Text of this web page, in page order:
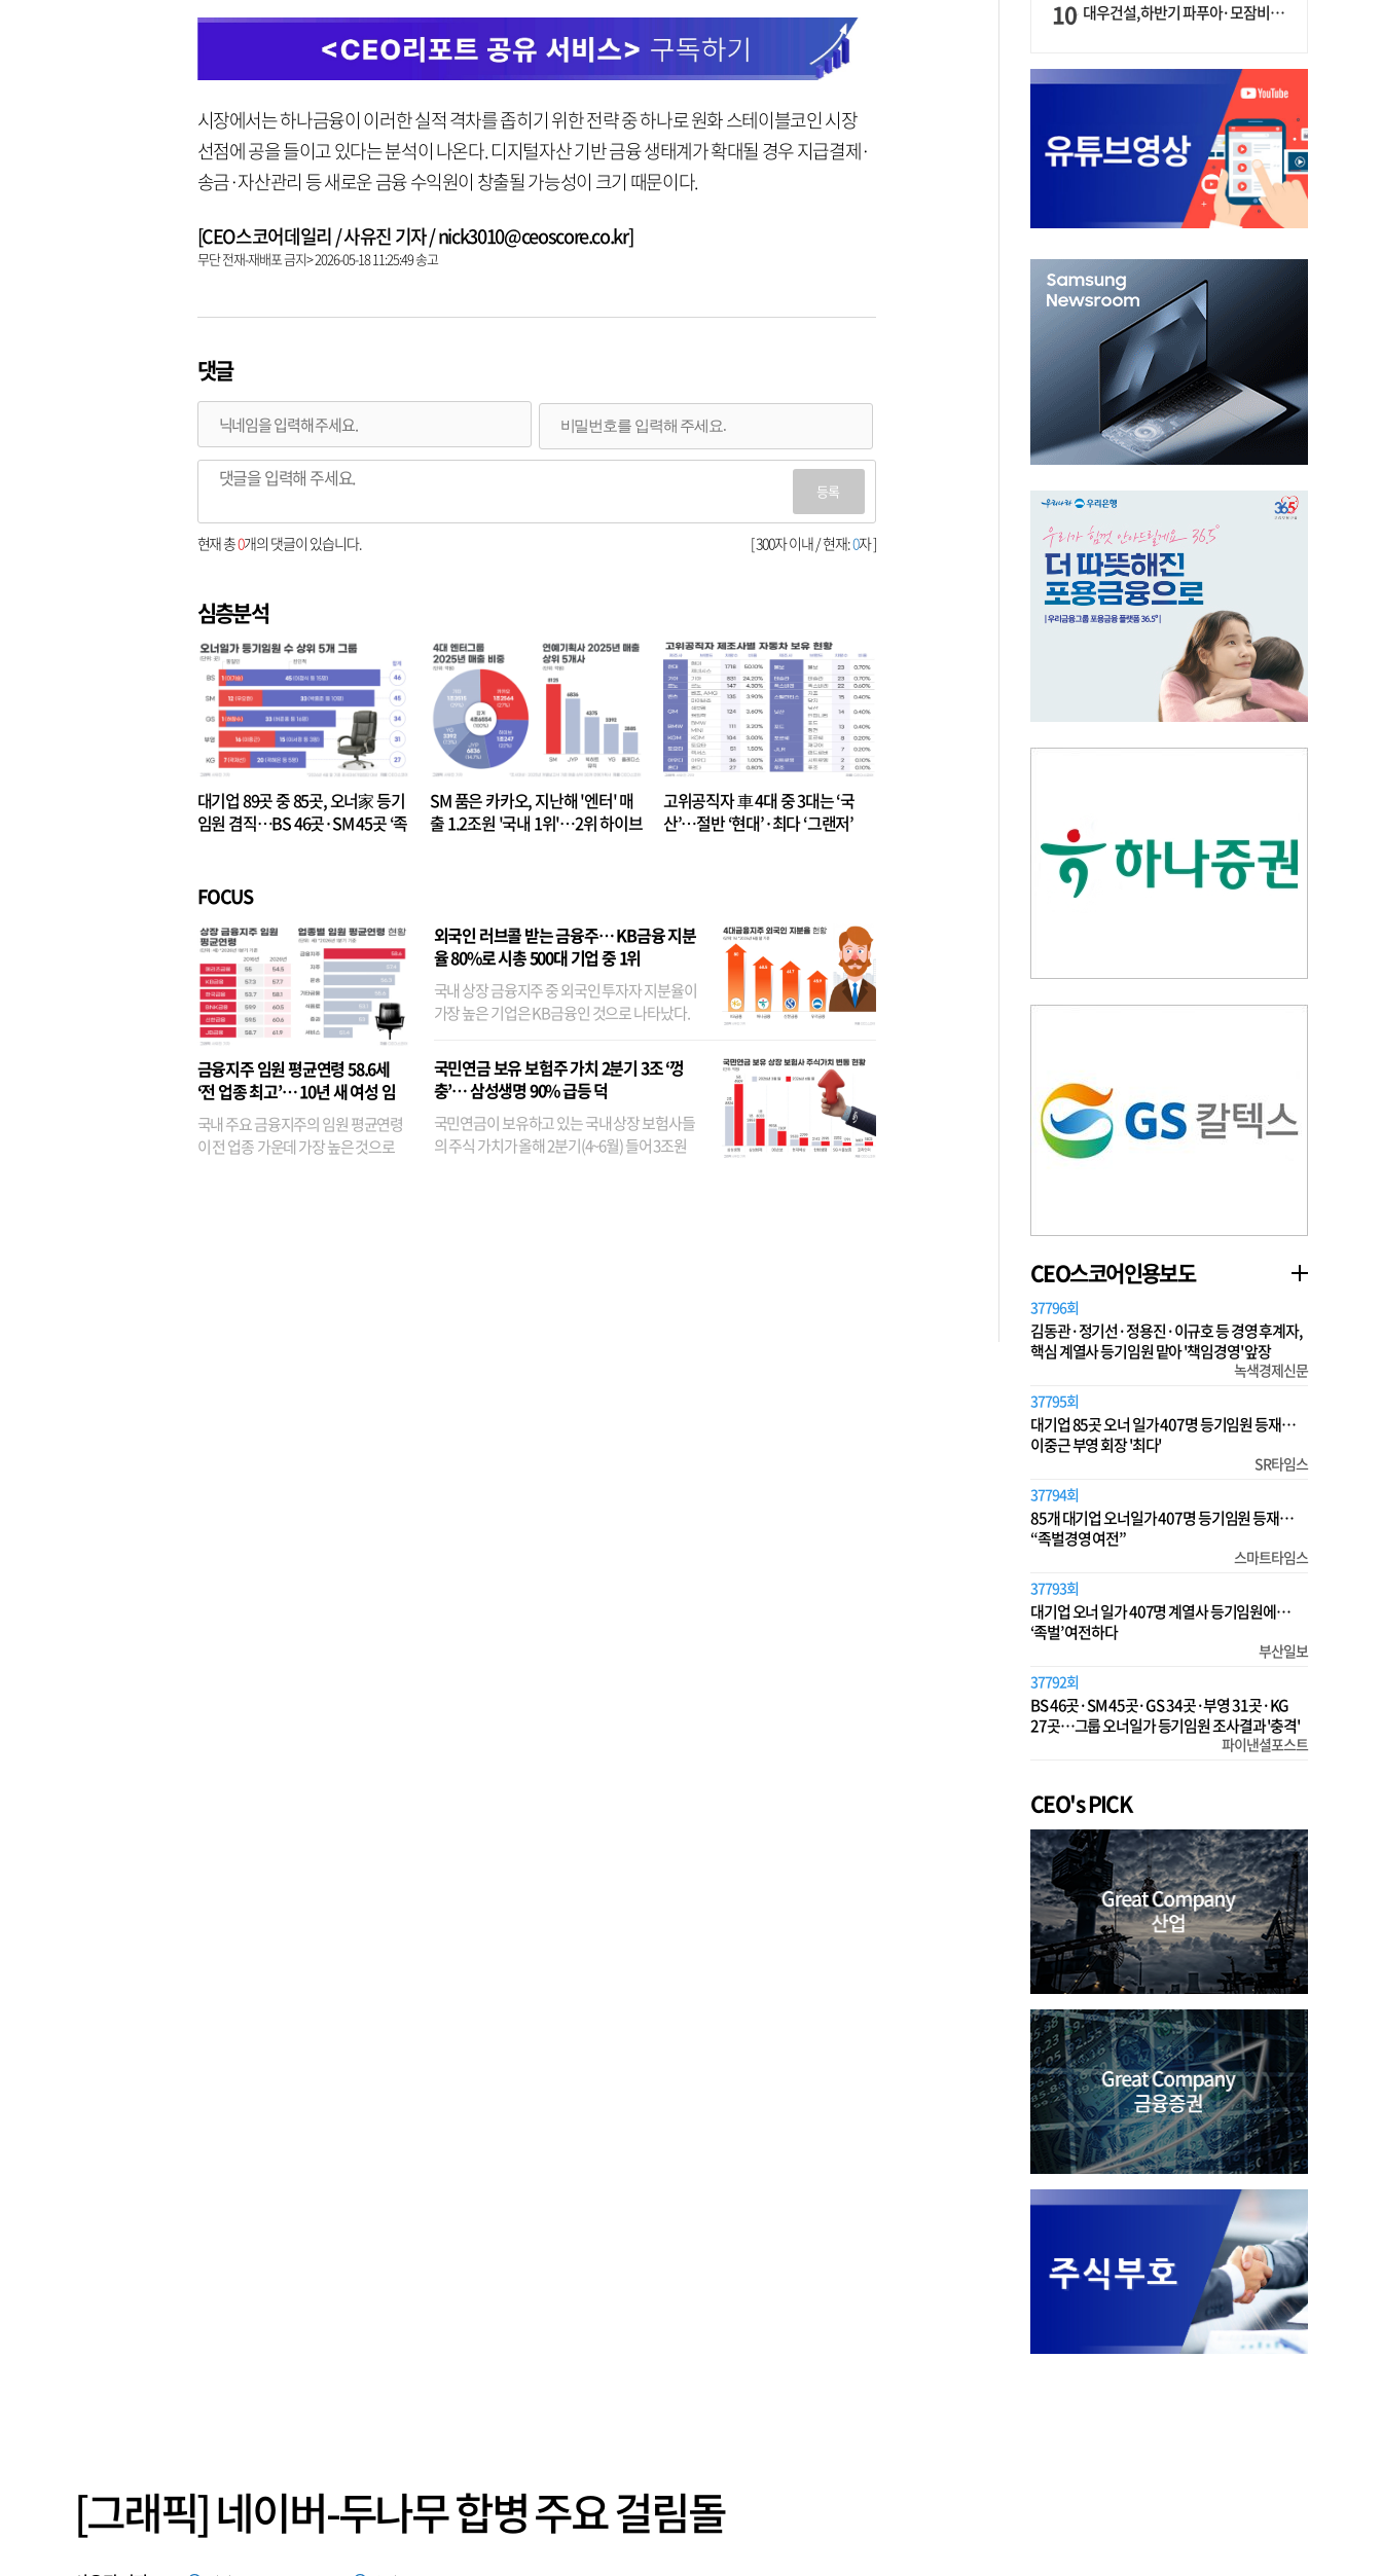
시장에서는 하나금융이 이러한 실적 격차를 좁히기 위한 전략 중 하나로 원화 스테이블코인 시장
선점에 공을 들이고 있다는 분석이 나온다. 디지털자산 기반 금융 생태계가 확대될 경우 지급결제·
송금·자산관리 등 새로운 금융 수익원이 창출될 가능성이 크기 때문이다.
[CEO스코어데일리 / 사유진 기자 / nick3010@ceoscore.co.kr]
무단 전재-재배포 금지> 2026-05-18 11:25:49 송고
댓글
등록
[ 300자 이내 / 현재:0자 ]
현재 총0개의 댓글이 있습니다.
심층분석
대기업 89곳 중 85곳, 오너家 등기
임원 겸직…BS 46곳·SM 45곳 ‘족
SM 품은 카카오, 지난해 '엔터' 매
출 1.2조원 '국내 1위'…2위 하이브
고위공직자 車 4대 중 3대는 ‘국
산’…절반 ‘현대’·최다 ‘그랜저’
FOCUS
금융지주 임원 평균연령 58.6세
‘전 업종 최고’… 10년 새 여성 임
원은 14배 껑충
국내 주요 금융지주의 임원 평균연령
이 전 업종 가운데 가장 높은 것으로
외국인 러브콜 받는 금융주… KB금융 지분
율 80%로 시총 500대 기업 중 1위
국내 상장 금융지주 중 외국인 투자자 지분율이
가장 높은 기업은 KB금융인 것으로 나타났다.
융이었다. 특히 KB금융은 지난달 말 기준 해외
기관투자자 지분율이...
국민연금 보유 보험주 가치 2분기 3조 ‘껑
충’… 삼성생명 90% 급등 덕
국민연금이 보유하고 있는 국내 상장 보험사들
의 주식 가치가 올해 2분기(4~6월) 들어 3조원
대우건설, 하반기 파푸아·모잠비크 LNG 플랜트 수주 가시권…수주목표 27조로 샹향
CEO스코어인용보도
37796회
김동관·정기선·정용진·이규호 등 경영 후계자,
핵심 계열사 등기임원 맡아 '책임경영' 앞장
녹색경제신문
37795회
대기업 85곳 오너 일가 407명 등기임원 등재…
이중근 부영 회장 '최다'
SR타임스
37794회
85개 대기업 오너일가 407명 등기임원 등재…
“족벌경영 여전”
스마트타임스
37793회
대기업 오너 일가 407명 계열사 등기임원에…
‘족벌’ 여전하다
부산일보
37792회
BS 46곳·SM 45곳·GS 34곳·부영 31곳·KG
27곳…그룹 오너일가 등기임원 조사결과 '충격'
파이낸셜포스트
CEO's PICK
[그래픽] 네이버-두나무 합병 주요 걸림돌